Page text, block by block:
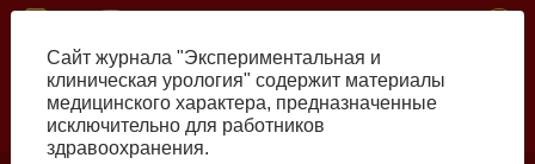
Перейти
основному
содержанию
Сайт журнала "Экспериментальная и
клиническая урология" содержит материалы
медицинского характера, предназначенные
исключительно для работников
здравоохранения.